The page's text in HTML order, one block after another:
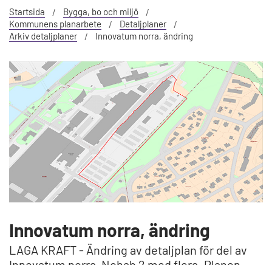
Startsida
Bygga, bo och miljö
Kommunens planarbete
Detaljplaner
Arkiv detaljplaner
Innovatum norra, ändring
Innovatum norra, ändring
LAGA KRAFT - Ändring av detaljplan för del av